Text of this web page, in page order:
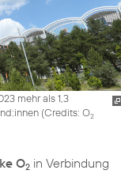
mehr als 1,3
(Credits: O2
O2 in Verbindung